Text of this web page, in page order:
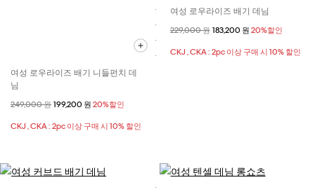
여성 로우라이즈 배기 니들펀치 데
님
할인 전 가격
249,000 원 할인된 가격
199,200 원 20%할인
CKJ , CKA : 2pc 이상 구매 시 10% 할인
여성 로우라이즈 배기 데님
할인 전 가격
229,000 원할인된 가격
183,200 원 20%할인
CKJ , CKA : 2pc 이상 구매 시 10% 할인